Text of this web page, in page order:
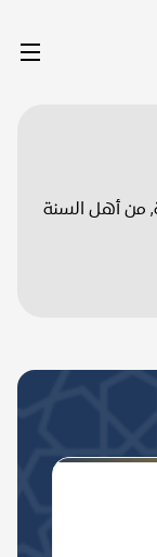
من أهل السنة